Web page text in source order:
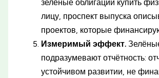
зелёные облигации купить
лицу, проспект выпуска
проектов, которые
Измеримый эффект.
подразумевают отчётность:
устойчивом развитии, не